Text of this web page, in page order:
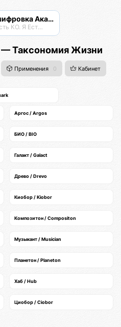
Расшифровка Акаши
Всё Есть КО. Я Есть КО.
Таксономия Жизни
Применения 0 Кабинет
Аргос / Argos
БИО / BIO
Галакт / Galact
Древо / Drevo
Киобор / Kiobor
Композитон / Compositon
Музыкант / Musician
Планетон / Planeton
Хаб / Hub
Циобор / Ciobor